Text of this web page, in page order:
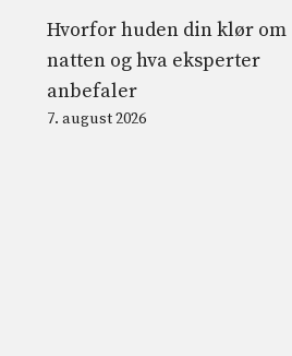
Hvorfor huden din klør om
natten og hva eksperter
anbefaler
7. august 2026